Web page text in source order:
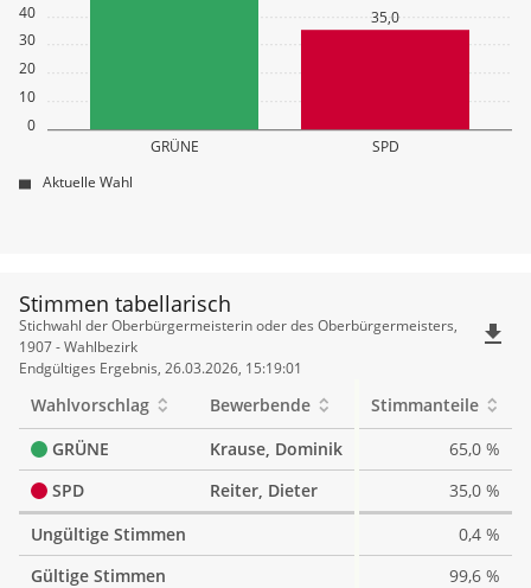
0
10
20
30
40
GRÜNE SPD
35,0
Aktuelle Wahl
Stimmen tabellarisch
Stimmen
tabellarisch
Stichwahl der Oberbürgermeisterin oder des Oberbürgermeisters,
1907 - Wahlbezirk
Endgültiges Ergebnis, 26.03.2026, 15:19:01
file_download
Wahlvorschlag Bewerbende
Stimmanteile
GRÜNE
Krause, Dominik
65,0 %
SPD
Reiter, Dieter
35,0 %
Ungültige Stimmen
0,4 %
Gültige Stimmen
99,6 %